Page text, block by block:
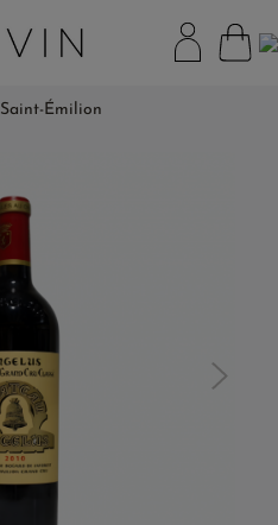
Saint-Émilion